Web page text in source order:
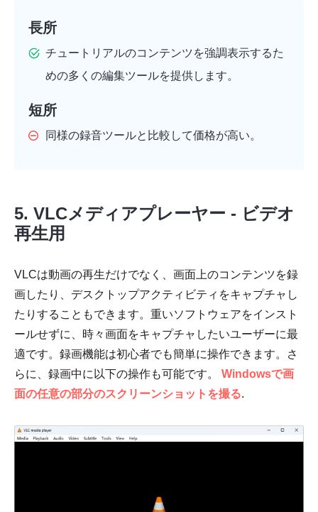
長所
チュートリアルのコンテンツを強調表示するた
めの多くの編集ツールを提供します。
短所
同様の録音ツールと比較して価格が高い。
5. VLCメディアプレーヤー - ビデオ
再生用
VLCは動画の再生だけでなく、画面上のコンテンツを録
画したり、デスクトップアクティビティをキャプチャし
たりすることもできます。重いソフトウェアをインスト
ールせずに、時々画面をキャプチャしたいユーザーに最
適です。録画機能は初心者でも簡単に操作できます。さ
らに、録画中に以下の操作も可能です。 Windowsで画
面の任意の部分のスクリーンショットを撮る.